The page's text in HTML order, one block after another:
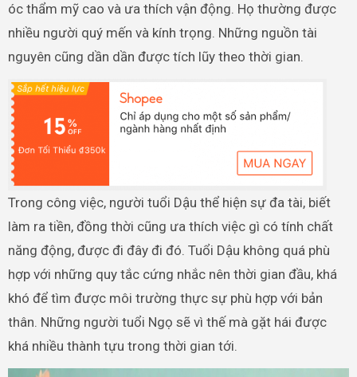
óc thẩm mỹ cao và ưa thích vận động. Họ thường được
nhiều người quý mến và kính trọng. Những nguồn tài
nguyên cũng dần dần được tích lũy theo thời gian.
Trong công việc, người tuổi Dậu thể hiện sự đa tài, biết
làm ra tiền, đồng thời cũng ưa thích việc gì có tính chất
năng động, được đi đây đi đó. Tuổi Dậu không quá phù
hợp với những quy tắc cứng nhắc nên thời gian đầu, khá
khó để tìm được môi trường thực sự phù hợp với bản
thân. Những người tuổi Ngọ sẽ vì thế mà gặt hái được
khá nhiều thành tựu trong thời gian tới.